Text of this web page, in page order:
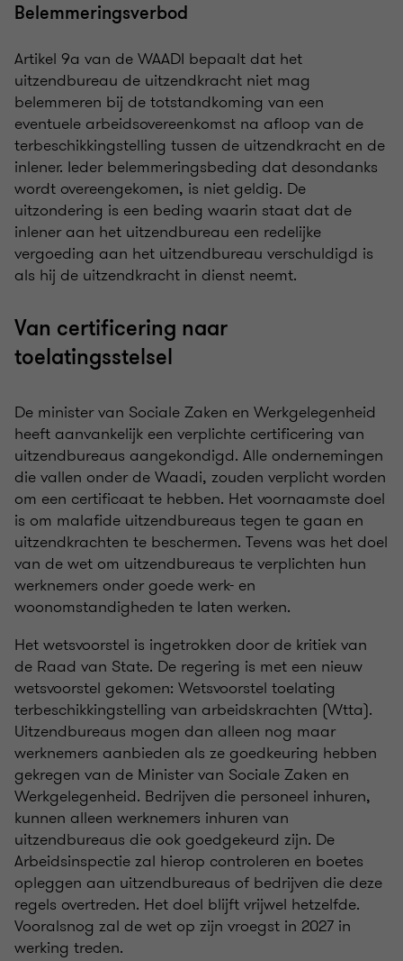
Belemmeringsverbod
Artikel 9a van de WAADI bepaalt dat het
uitzendbureau de uitzendkracht niet mag
belemmeren bij de totstandkoming van een
eventuele arbeidsovereenkomst na afloop van de
terbeschikkingstelling tussen de uitzendkracht en de
inlener. Ieder belemmeringsbeding dat desondanks
wordt overeengekomen, is niet geldig. De
uitzondering is een beding waarin staat dat de
inlener aan het uitzendbureau een redelijke
vergoeding aan het uitzendbureau verschuldigd is
als hij de uitzendkracht in dienst neemt.
Van certificering naar
toelatingsstelsel
De minister van Sociale Zaken en Werkgelegenheid
heeft aanvankelijk een verplichte certificering van
uitzendbureaus aangekondigd. Alle ondernemingen
die vallen onder de Waadi, zouden verplicht worden
om een certificaat te hebben. Het voornaamste doel
is om malafide uitzendbureaus tegen te gaan en
uitzendkrachten te beschermen. Tevens was het doel
van de wet om uitzendbureaus te verplichten hun
werknemers onder goede werk- en
woonomstandigheden te laten werken.
Het wetsvoorstel is ingetrokken door de kritiek van
de Raad van State. De regering is met een nieuw
wetsvoorstel gekomen: Wetsvoorstel toelating
terbeschikkingstelling van arbeidskrachten (Wtta).
Uitzendbureaus mogen dan alleen nog maar
werknemers aanbieden als ze goedkeuring hebben
gekregen van de Minister van Sociale Zaken en
Werkgelegenheid. Bedrijven die personeel inhuren,
kunnen alleen werknemers inhuren van
uitzendbureaus die ook goedgekeurd zijn. De
Arbeidsinspectie zal hierop controleren en boetes
opleggen aan uitzendbureaus of bedrijven die deze
regels overtreden. Het doel blijft vrijwel hetzelfde.
Vooralsnog zal de wet op zijn vroegst in 2027 in
werking treden.